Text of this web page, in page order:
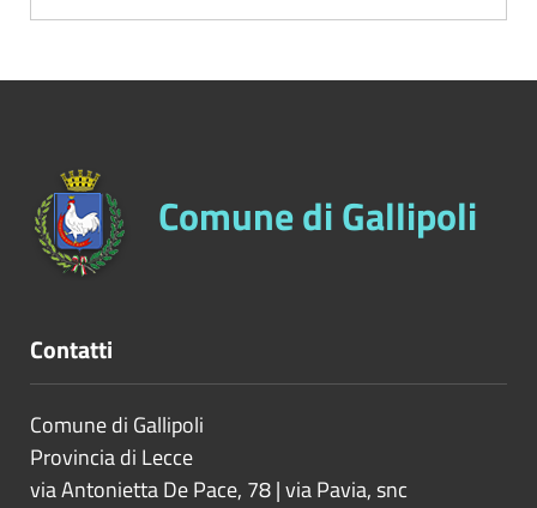
Comune di Gallipoli
Contatti
Comune di Gallipoli
Provincia di Lecce
via Antonietta De Pace, 78 | via Pavia, snc